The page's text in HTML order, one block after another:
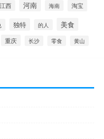
江西 河南 海南 淘宝
独特 的人 美食
重庆 长沙 零食 黄山